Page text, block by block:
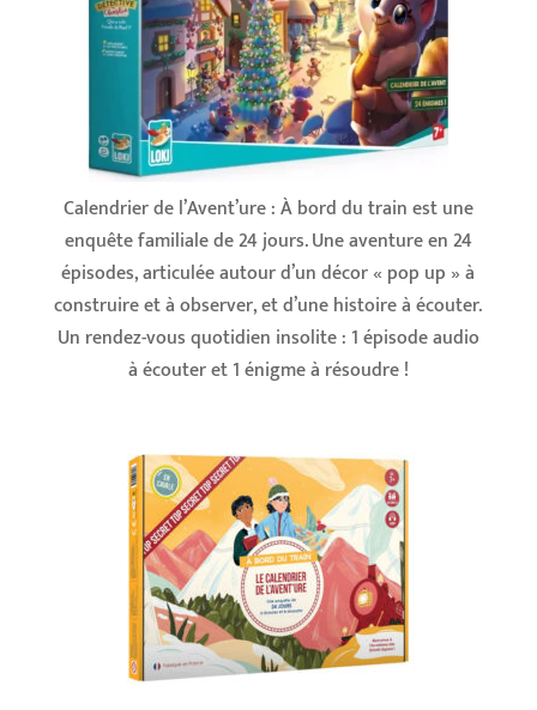
Calendrier de l’Avent’ure : À bord du train est une
enquête familiale de 24 jours. Une aventure en 24
épisodes, articulée autour d’un décor « pop up » à
construire et à observer, et d’une histoire à écouter.
Un rendez-vous quotidien insolite : 1 épisode audio
à écouter et 1 énigme à résoudre !